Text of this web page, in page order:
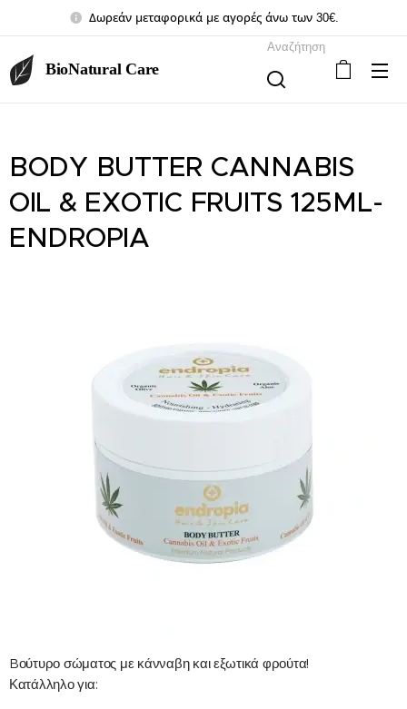
Δωρεάν μεταφορικά με αγορές άνω των 30€.
BioNatural Care
Αναζήτηση
BODY BUTTER CANNABIS
OIL & EXOTIC FRUITS 125ML-
ENDROPIA
Bούτυρο σώματος με κάνναβη και εξωτικά φρούτα!
Κατάλληλο για: